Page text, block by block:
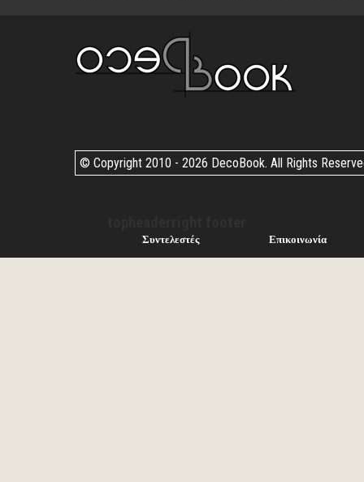
© Copyright 2010 - 2026 DecoBook. All Rights
Συντελεστές Επικοινωνία